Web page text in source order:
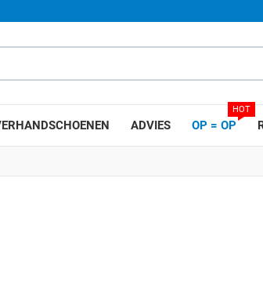
ADVIES OP = OP
HOT